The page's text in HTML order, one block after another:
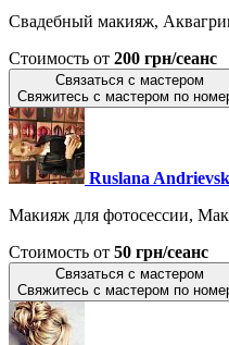
Свадебный макияж,
Стоимость от 200 грн/сеанс
Связаться с мастером
Свяжитесь с мастером по
Ruslana
Макияж для фотосессии,
Стоимость от 50 грн/сеанс
Связаться с мастером
Свяжитесь с мастером по